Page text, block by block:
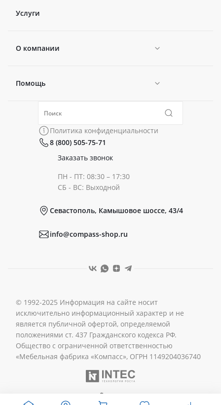
Услуги
О компании
Новости
Политика конфиденциальности
Помощь
Коллекции
Политика конфиденциальности
8 (800) 505-75-71
Заказать звонок
ПН - ПТ: 08:30 – 17:30
СБ - ВС: Выходной
Севастополь, Камышовое шоссе, 43/4
info@compass-shop.ru
© 1992-2025 Информация на сайте носит
исключительно информационный характер и не
является публичной офертой, определяемой
положениями ст. 437 Гражданского кодекса РФ.
Общество с ограниченной ответственностью
«Мебельная фабрика «Компасс», ОГРН 1149204036740